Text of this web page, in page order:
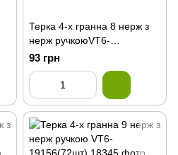
Терка 4-х гранна 8 нерж з
нерж ручкоюVT6-
19155(96шт)
93 грн